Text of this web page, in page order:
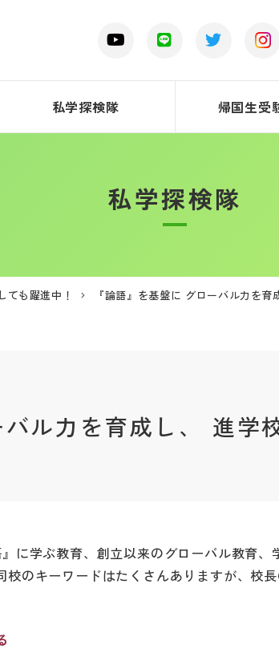
私学探検隊 帰国生受
私学探検隊
ても躍進中！ 『論語』を基盤に グローバル力を
ル力を育成し、 進学
に学ぶ教育、創立以来のグローバル教育、
校のキーワードはたくさんありますが、校